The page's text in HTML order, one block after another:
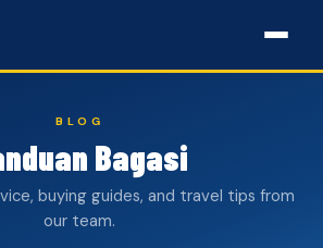
BLOG
Bagasi
buying guides, and travel tips from
our team.